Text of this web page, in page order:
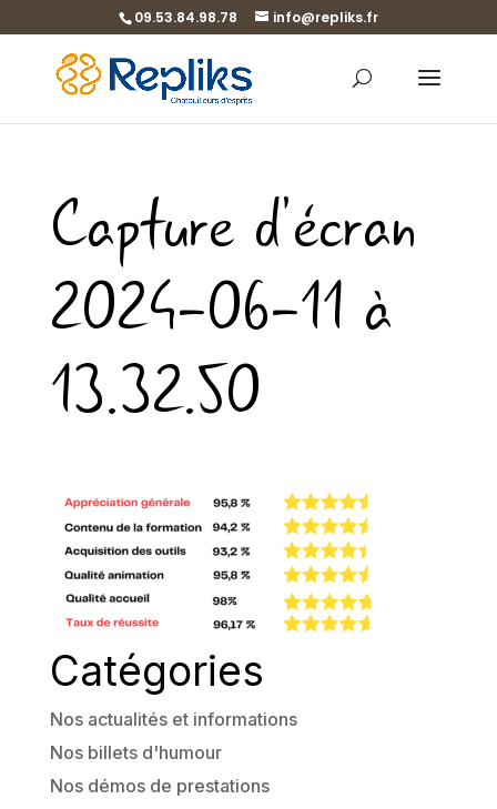
09.53.84.98.78 info@repliks.fr
Capture d’écran
2024-06-11 à
13.32.50
Catégories
Nos actualités et informations
Nos billets d'humour
Nos démos de prestations